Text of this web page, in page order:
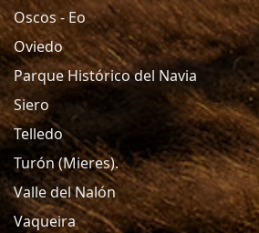
Oscos - Eo
Oviedo
Parque Histórico del Navia
Siero
Telledo
Turón (Mieres).
Valle del Nalón
Vaqueira